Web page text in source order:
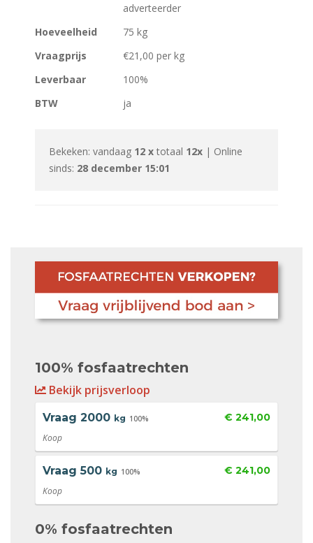
adverteerder
Hoeveelheid
75 kg
Vraagprijs
€21,00 per kg
Leverbaar
100%
BTW
ja
Bekeken: vandaag 12 x totaal 12x | Online
sinds: 28 december 15:01
100% fosfaatrechten
Bekijk prijsverloop
Vraag 2000 kg 100% € 241,00
Koop
Vraag 500 kg 100% € 241,00
Koop
0% fosfaatrechten